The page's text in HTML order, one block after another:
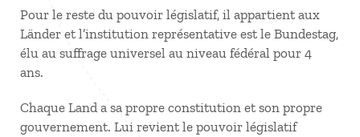
Pour le reste du pouvoir législatif, il appartient aux
Länder et l’institution représentative est le Bundestag,
élu au suffrage universel au niveau fédéral pour 4
ans.
Chaque Land a sa propre constitution et son propre
gouvernement. Lui revient le pouvoir législatif